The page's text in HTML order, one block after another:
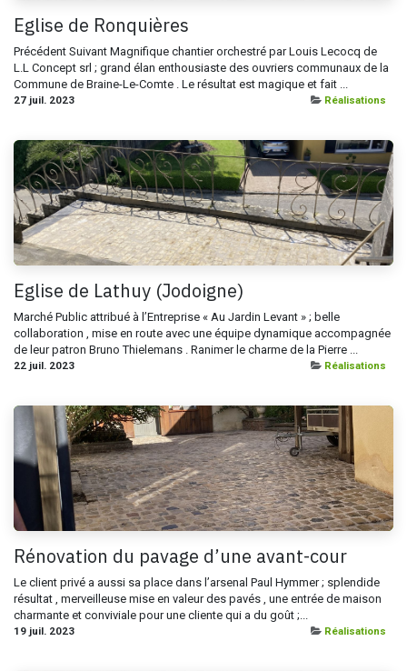
Eglise de Ronquières
Précédent Suivant Magnifique chantier orchestré par Louis Lecocq de
L.L Concept srl ; grand élan enthousiaste des ouvriers communaux de la
Commune de Braine-Le-Comte . Le résultat est magique et fait ...
27 juil. 2023 Réalisations
Eglise de Lathuy (Jodoigne)
Marché Public attribué à l’Entreprise « Au Jardin Levant » ; belle
collaboration , mise en route avec une équipe dynamique accompagnée
de leur patron Bruno Thielemans . Ranimer le charme de la Pierre ...
22 juil. 2023 Réalisations
Rénovation du pavage d’une avant-cour
Le client privé a aussi sa place dans l’arsenal Paul Hymmer ; splendide
résultat , merveilleuse mise en valeur des pavés , une entrée de maison
charmante et conviviale pour une cliente qui a du goût ;...
19 juil. 2023 Réalisations